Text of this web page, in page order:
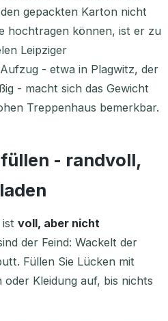
gepackten Karton nicht
hochtragen können, ist er zu
Leipziger
- etwa in Plagwitz, der
- macht sich das Gewicht
Treppenhaus bemerkbar.
- randvoll,
voll, aber nicht
der Feind: Wackelt der
Füllen Sie Lücken mit
Kleidung auf, bis nichts